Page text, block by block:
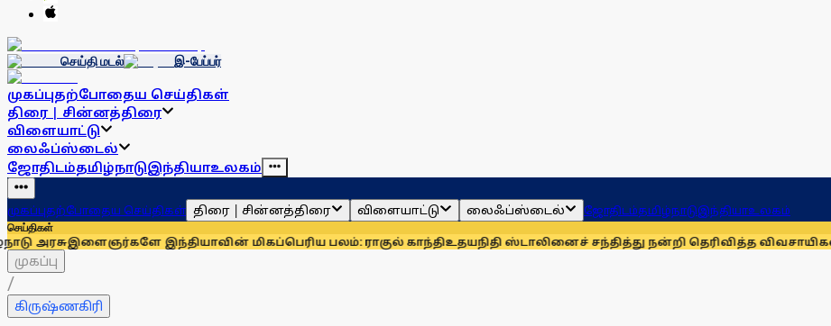
செய்தி மடல் இ-பேப்பர்
முகப்புதற்போதைய செய்திகள்
திரை | சின்னத்திரை
விளையாட்டு
லைஃப்ஸ்டைல்
ஜோதிடம்தமிழ்நாடுஇந்தியாஉலகம்
முகப்புதற்போதைய செய்திகள் திரை | சின்னத்திரை விளையாட்டு லைஃப்ஸ்டைல் ஜோதிடம்தமிழ்நாடுஇந்தியாஉலகம்
செய்திகள்
இளைஞர்களே இந்தியாவின் மிகப்பெரிய பலம்: ராகுல் காந்திஉதயநிதி ஸ்டாலினைச் சந்தித்து நன்றி தெரிவித்த விவசாயிகள்!நாங்கள்
முகப்பு
/
கிருஷ்ணகிரி